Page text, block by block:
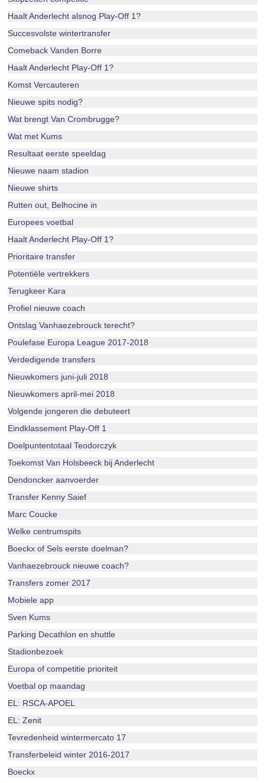
Haalt Anderlecht alsnog Play-Off 1?
Succesvolste wintertransfer
Comeback Vanden Borre
Haalt Anderlecht Play-Off 1?
Komst Vercauteren
Nieuwe spits nodig?
Wat brengt Van Crombrugge?
Wat met Kums
Resultaat eerste speeldag
Nieuwe naam stadion
Nieuwe shirts
Rutten out, Belhocine in
Europees voetbal
Haalt Anderlecht Play-Off 1?
Prioritaire transfer
Potentiële vertrekkers
Terugkeer Kara
Profiel nieuwe coach
Ontslag Vanhaezebrouck terecht?
Poulefase Europa League 2017-2018
Verdedigende transfers
Nieuwkomers juni-juli 2018
Nieuwkomers april-mei 2018
Volgende jongeren die debuteert
Eindklassement Play-Off 1
Doelpuntentotaal Teodorczyk
Toekomst Van Holsbeeck bij Anderlecht
Dendoncker aanvoerder
Transfer Kenny Saief
Marc Coucke
Welke centrumspits
Boeckx of Sels eerste doelman?
Vanhaezebrouck nieuwe coach?
Transfers zomer 2017
Mobiele app
Sven Kums
Parking Decathlon en shuttle
Stadionbezoek
Europa of competitie prioriteit
Voetbal op maandag
EL: RSCA-APOEL
EL: Zenit
Tevredenheid wintermercato 17
Transferbeleid winter 2016-2017
Boeckx